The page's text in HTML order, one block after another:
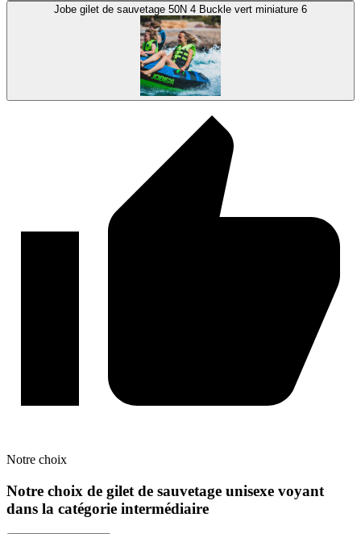
Jobe gilet de sauvetage 50N 4 Buckle vert miniature 6
Notre choix
Notre choix de gilet de sauvetage unisexe voyant
dans la catégorie intermédiaire